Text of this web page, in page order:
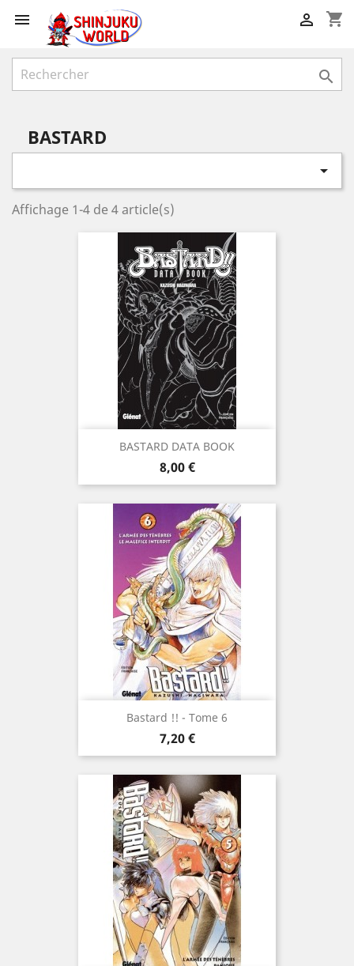
 shopping_cart


BASTARD

Affichage 1-4 de 4 article(s)
BASTARD DATA BOOK
Prix
8,00 €
Bastard !! - Tome 6
Prix
7,20 €